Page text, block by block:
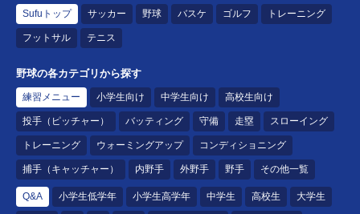
Sufuトップ サッカー 野球 バスケ ゴルフ トレーニング
フットサル テニス
野球の各カテゴリから探す
練習メニュー 小学生向け 中学生向け 高校生向け
投手（ピッチャー） バッティング 守備 走塁 スローイング
トレーニング ウォーミングアップ コンディショニング
捕手（キャッチャー） 内野手 外野手 野手 その他一覧
Q&A 小学生低学年 小学生高学年 中学生 高校生 大学生